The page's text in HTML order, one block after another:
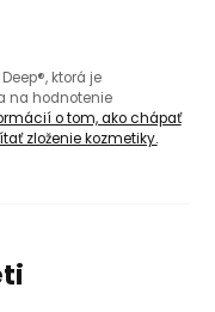
ktorá je
na hodnotenie
o tom, ako chápať
zloženie kozmetiky.